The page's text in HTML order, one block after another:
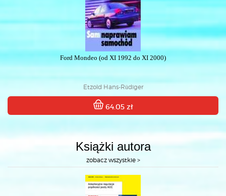
Ford Mondeo (od XI 1992 do XI 2000)
Etzold Hans-Rüdiger
64.05 zł
Książki autora
zobacz wszystkie >